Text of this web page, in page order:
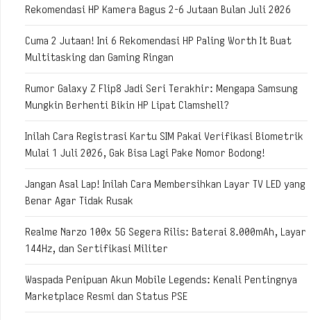
Rekomendasi HP Kamera Bagus 2-6 Jutaan Bulan Juli 2026
Cuma 2 Jutaan! Ini 6 Rekomendasi HP Paling Worth It Buat
Multitasking dan Gaming Ringan
Rumor Galaxy Z Flip8 Jadi Seri Terakhir: Mengapa Samsung
Mungkin Berhenti Bikin HP Lipat Clamshell?
Inilah Cara Registrasi Kartu SIM Pakai Verifikasi Biometrik
Mulai 1 Juli 2026, Gak Bisa Lagi Pake Nomor Bodong!
Jangan Asal Lap! Inilah Cara Membersihkan Layar TV LED yang
Benar Agar Tidak Rusak
Realme Narzo 100x 5G Segera Rilis: Baterai 8.000mAh, Layar
144Hz, dan Sertifikasi Militer
Waspada Penipuan Akun Mobile Legends: Kenali Pentingnya
Marketplace Resmi dan Status PSE